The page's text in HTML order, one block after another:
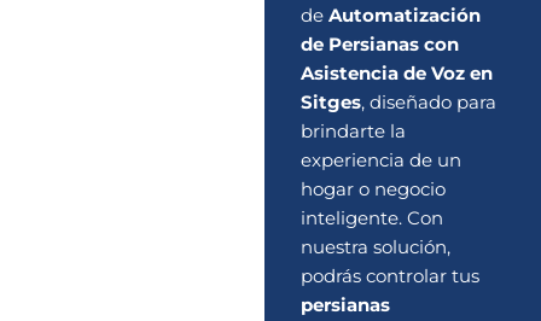
de Automatización
de Persianas con
Asistencia de Voz en
Sitges, diseñado para
brindarte la
experiencia de un
hogar o negocio
inteligente. Con
nuestra solución,
podrás controlar tus
persianas